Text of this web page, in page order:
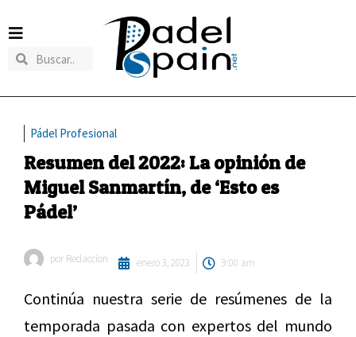
Pádel Profesional
Resumen del 2022: La opinión de
Miguel Sanmartín, de ‘Esto es
Pádel’
por Redaccion enero 3, 2023 9:00 am
Continúa nuestra serie de resúmenes de la
temporada pasada con expertos del mundo